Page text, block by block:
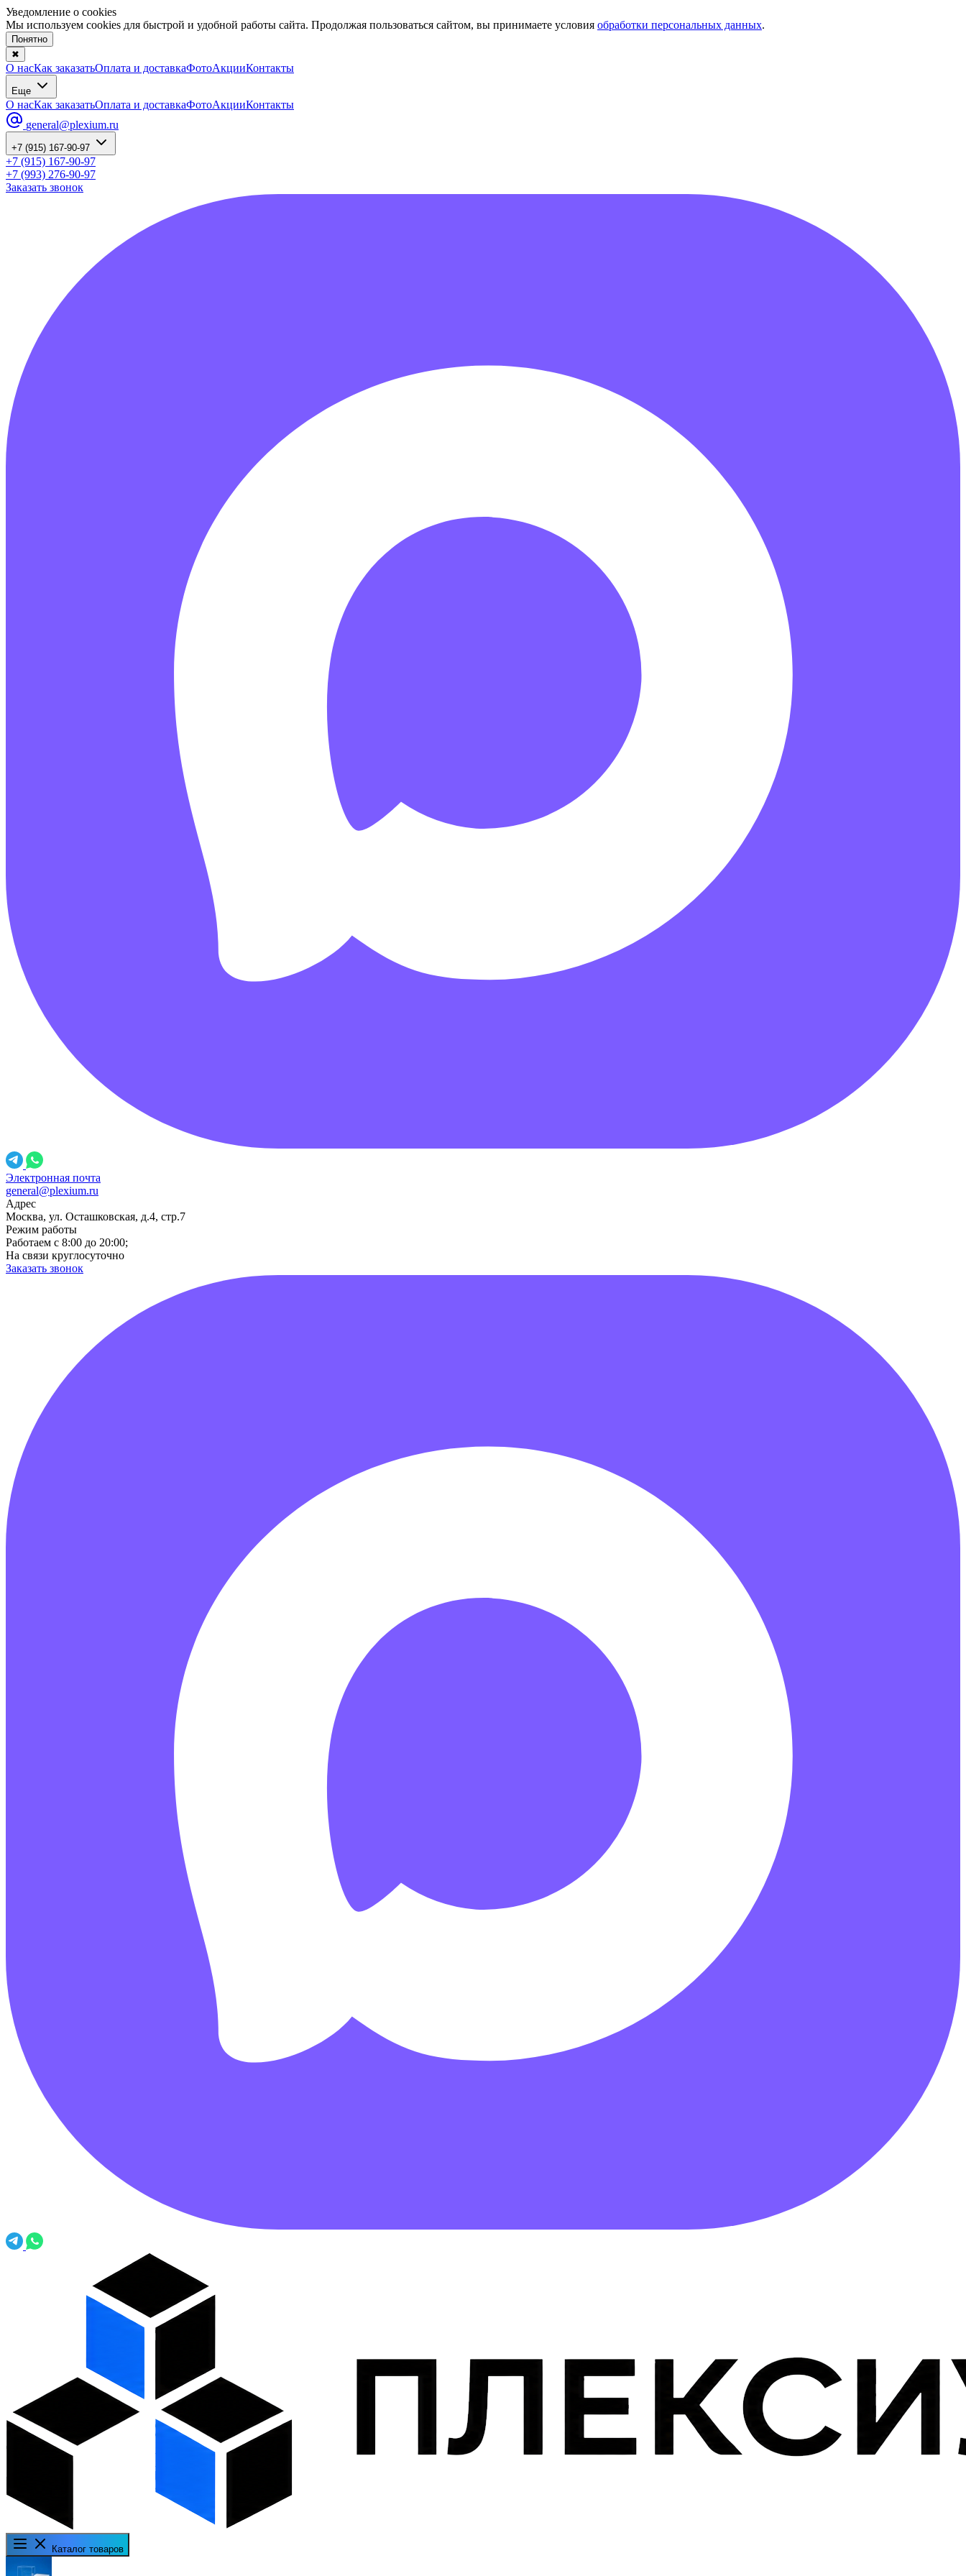
Уведомление о cookies
Мы используем cookies для быстрой и удобной работы сайта. Продолжая пользоваться сайтом, вы принимаете условия обработки персональных данных.
Понятно
✖
О насКак заказатьОплата и доставкаФотоАкцииКонтакты
Еще
О насКак заказатьОплата и доставкаФотоАкцииКонтакты
general@plexium.ru
+7 (915) 167-90-97
+7 (915) 167-90-97
+7 (993) 276-90-97
Заказать звонок
Электронная почта
general@plexium.ru
Адрес
Москва, ул. Осташковская, д.4, стр.7
Режим работы
Работаем с 8:00 до 20:00;
На связи круглосуточно
Заказать звонок
Каталог товаров